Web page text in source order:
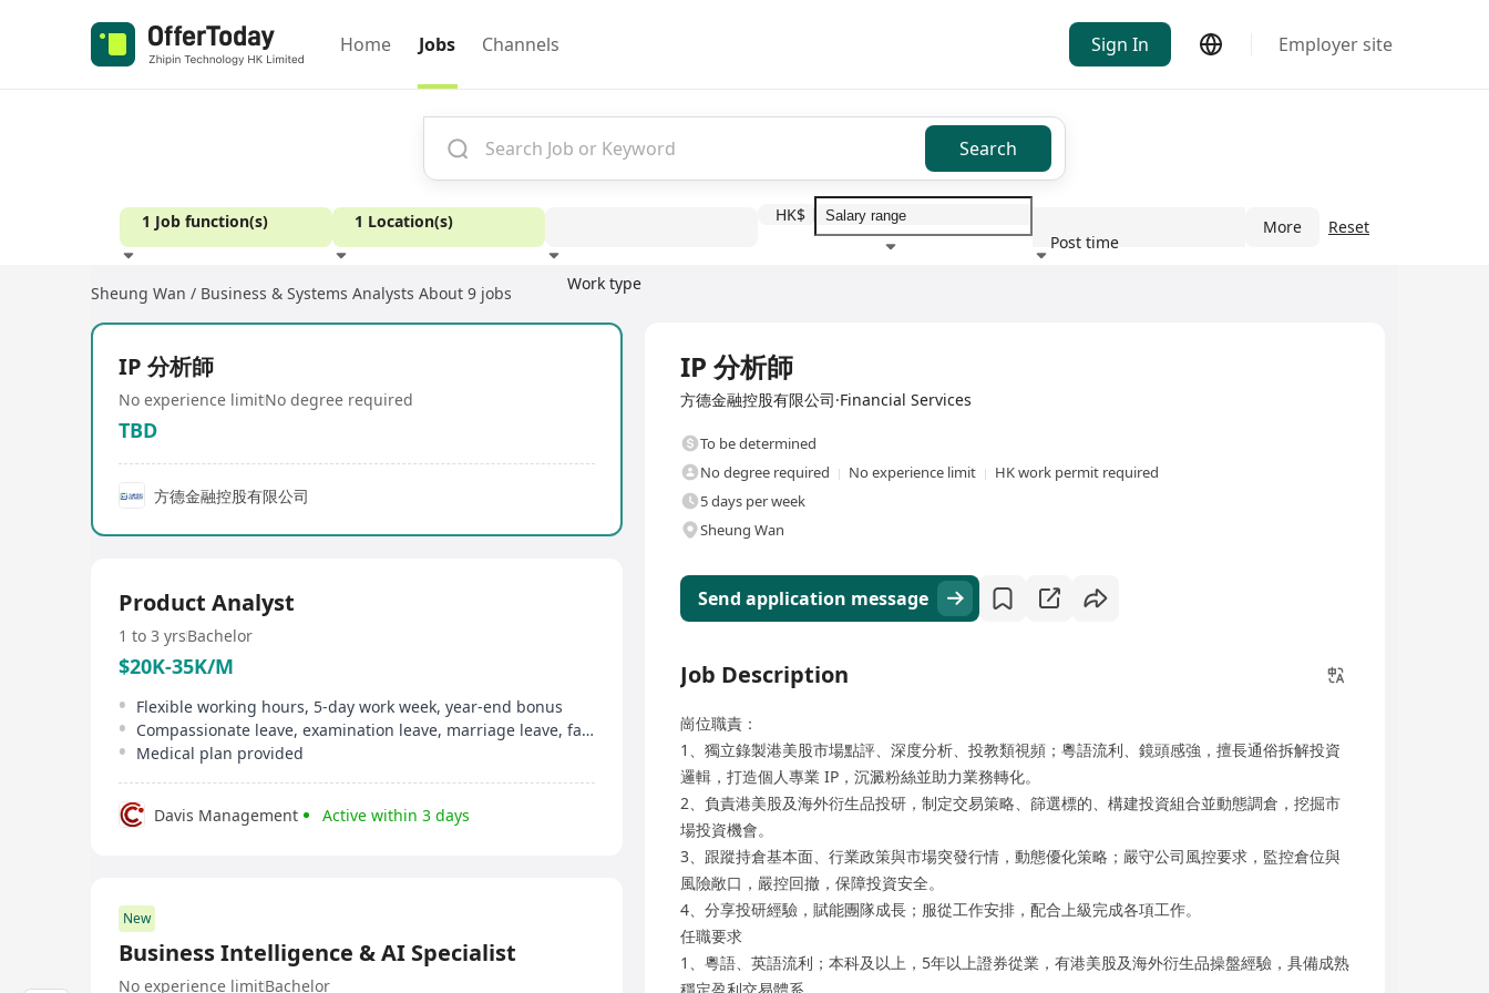
Home Jobs Channels Sign In Employer site
Search
1 Job function(s) 1 Location(s)
Work type
HK$
Post time
More Reset
Experience
Sheung Wan / Business & Systems Analysts About 9 jobs
IP 分析師
No experience limitNo degree required
TBD
方德金融控股有限公司
Product Analyst
1 to 3 yrsBachelor
$20K-35K/M
Flexible working hours, 5-day work week, year-end bonus
Compassionate leave, examination leave, marriage leave, family-friendly leave
Medical plan provided
Davis Management Active within 3 days
New
Business Intelligence & AI Specialist
No experience limitBachelor
IP 分析師
方德金融控股有限公司·Financial Services
To be determined
No degree required
No experience limit
HK work permit required
5 days per week
Sheung Wan
Send application message
Job Description
崗位職責：
1、獨立錄製港美股市場點評、深度分析、投教類視頻；粵語流利、鏡頭感強，擅長通俗拆解投資
邏輯，打造個人專業 IP，沉澱粉絲並助力業務轉化。
2、負責港美股及海外衍生品投研，制定交易策略、篩選標的、構建投資組合並動態調倉，挖掘市
場投資機會。
3、跟蹤持倉基本面、行業政策與市場突發行情，動態優化策略；嚴守公司風控要求，監控倉位與
風險敞口，嚴控回撤，保障投資安全。
4、分享投研經驗，賦能團隊成長；服從工作安排，配合上級完成各項工作。
任職要求
1、粵語、英語流利；本科及以上，5年以上證券從業，有港美股及海外衍生品操盤經驗，具備成熟